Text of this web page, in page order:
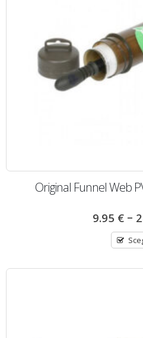
Original Funnel Web
9.95 €–